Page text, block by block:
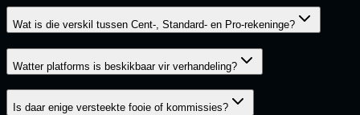
Wat is die verskil tussen Cent-, Standard- en Pro-rekeninge?
Watter platforms is beskikbaar vir verhandeling?
Is daar enige versteekte fooie of kommissies?